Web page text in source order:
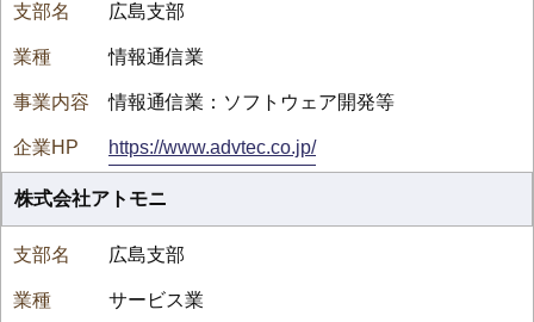
広島支部
情報通信業
情報通信業：ソフトウェア開発等
https://www.advtec.co.jp/
株式会社アトモニ
広島支部
サービス業